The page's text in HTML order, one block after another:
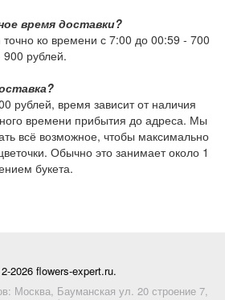
время доставки?
точно ко времени с 7:00 до 00:59 - 700
900 рублей.
рублей, время зависит от наличия
времени прибытия до адреса. Мы
всё возможное, чтобы максимально
Обычно это занимает около 1
букета.
2026 flowers-expert.ru.
Москва, Бауманская ул. 20 строение 7,